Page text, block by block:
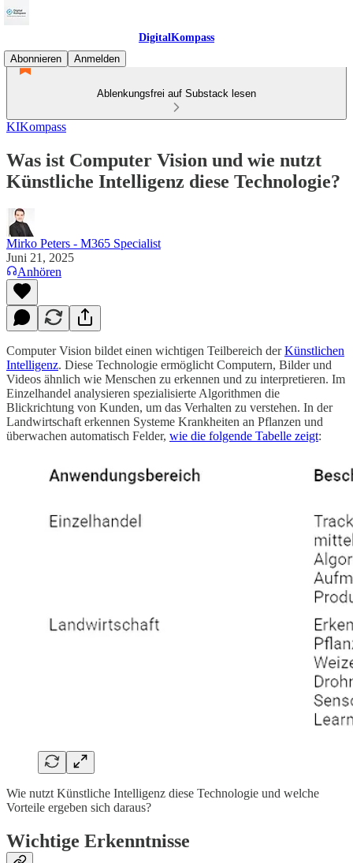
DigitalKompass
Abonnieren
Anmelden
Ablenkungsfrei auf Substack lesen
KIKompass
Was ist Computer Vision und wie nutzt
Künstliche Intelligenz diese Technologie?
Mirko Peters - M365 Specialist
Juni 21, 2025
Anhören
Computer Vision bildet einen wichtigen Teilbereich derKünstlichen
Intelligenz. Diese Technologie ermöglicht Computern, Bilder und
Videos ähnlich wie Menschen zu erkennen und zu interpretieren. Im
Einzelhandel analysieren spezialisierte Algorithmen die
Blickrichtung von Kunden, um das Verhalten zu verstehen. In der
Landwirtschaft erkennen Systeme Krankheiten an Pflanzen und
überwachen automatisch Felder, wie die folgende Tabelle zeigt:
Wie nutzt Künstliche Intelligenz diese Technologie und welche
Vorteile ergeben sich daraus?
Wichtige Erkenntnisse